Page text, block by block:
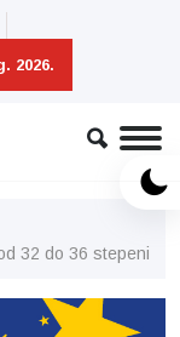
2026.
32 do 36 stepeni